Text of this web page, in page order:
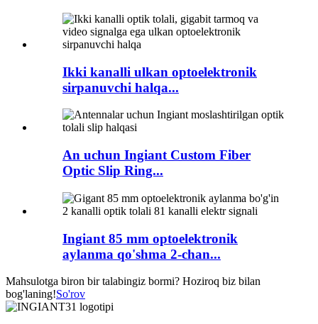
Ikki kanalli ulkan optoelektronik
sirpanuvchi halqa...
An uchun Ingiant Custom Fiber
Optic Slip Ring...
Ingiant 85 mm optoelektronik
aylanma qo'shma 2-chan...
Mahsulotga biron bir talabingiz bormi? Hoziroq biz bilan
bog'laning!So'rov